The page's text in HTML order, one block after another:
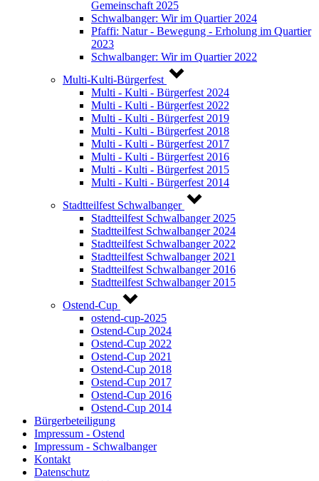
Gemeinschaft 2025
Schwalbanger: Wir im Quartier 2024
Pfaffi: Natur - Bewegung - Erholung im Quartier
2023
Schwalbanger: Wir im Quartier 2022
Multi-Kulti-Bürgerfest
Multi - Kulti - Bürgerfest 2024
Multi - Kulti - Bürgerfest 2022
Multi - Kulti - Bürgerfest 2019
Multi - Kulti - Bürgerfest 2018
Multi - Kulti - Bürgerfest 2017
Multi - Kulti - Bürgerfest 2016
Multi - Kulti - Bürgerfest 2015
Multi - Kulti - Bürgerfest 2014
Stadtteilfest Schwalbanger
Stadtteilfest Schwalbanger 2025
Stadtteilfest Schwalbanger 2024
Stadtteilfest Schwalbanger 2022
Stadtteilfest Schwalbanger 2021
Stadtteilfest Schwalbanger 2016
Stadtteilfest Schwalbanger 2015
Ostend-Cup
ostend-cup-2025
Ostend-Cup 2024
Ostend-Cup 2022
Ostend-Cup 2021
Ostend-Cup 2018
Ostend-Cup 2017
Ostend-Cup 2016
Ostend-Cup 2014
Bürgerbeteiligung
Impressum - Ostend
Impressum - Schwalbanger
Kontakt
Datenschutz